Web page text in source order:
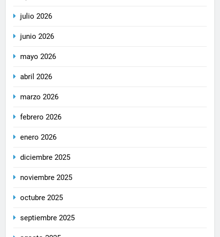
julio 2026
junio 2026
mayo 2026
abril 2026
marzo 2026
febrero 2026
enero 2026
diciembre 2025
noviembre 2025
octubre 2025
septiembre 2025